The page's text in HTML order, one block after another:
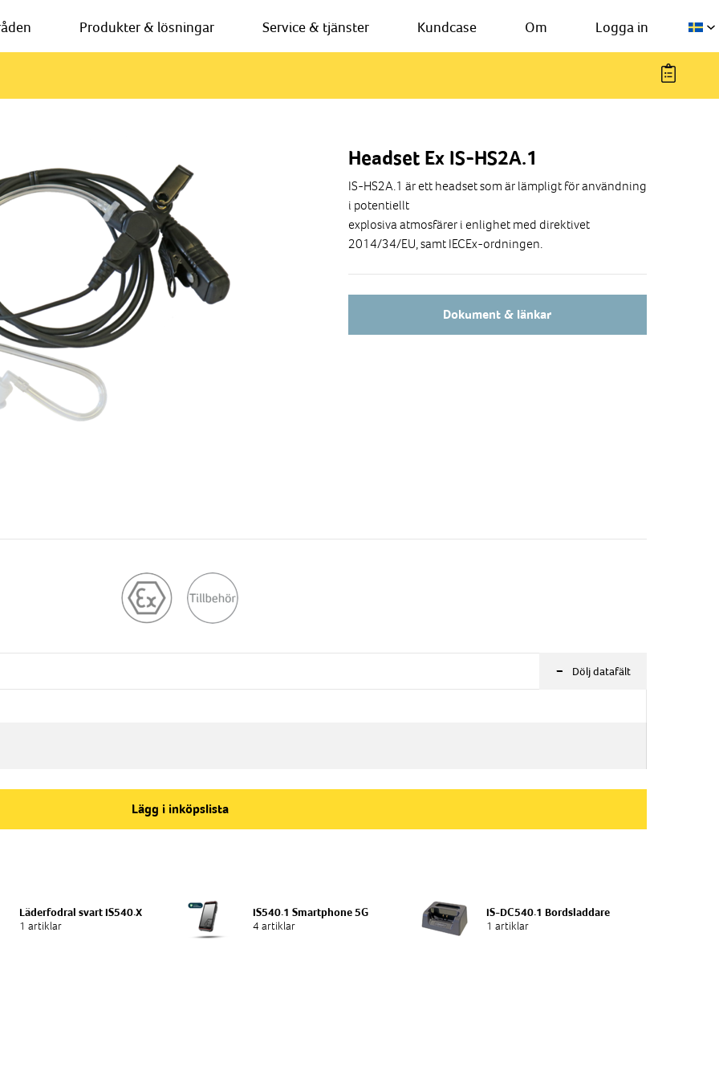
Produkter & lösningar Service & tjänster Kundcase Om Logga in
Headset Ex IS-HS2A.1
IS-HS2A.1 är ett headset som är lämpligt för användning
i potentiellt
explosiva atmosfärer i enlighet med direktivet
2014/34/EU, samt IECEx-ordningen.
Dokument & länkar
- Dölj datafält
Lägg i inköpslista
Läderfodral svart IS540.X
1 artiklar
IS540.1 Smartphone 5G
4 artiklar
IS-DC540.1 Bordsladdare
1 artiklar